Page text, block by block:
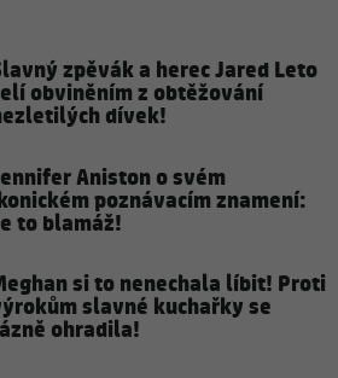
zpěvák a herec Jared Leto
obviněním z obtěžování
dívek!
Aniston o svém
poznávacím znamení:
to blamáž!
si to nenechala líbit! Proti
slavné kuchařky se
ohradila!